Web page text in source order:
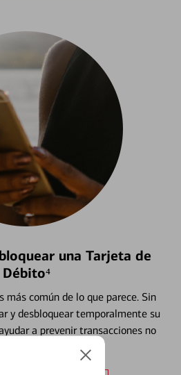
una Tarjeta de
Débito⁴
más común de lo que parece. Sin
y desbloquear temporalmente su
a prevenir transacciones no